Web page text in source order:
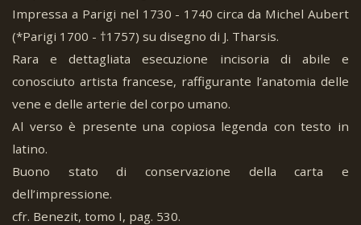
Impressa a Parigi nel 1730 - 1740 circa da Michel Aubert
(*Parigi 1700 - †1757) su disegno di J. Tharsis.
Rara e dettagliata esecuzione incisoria di abile e
conosciuto artista francese, raffigurante l’anatomia delle
vene e delle arterie del corpo umano.
Al verso è presente una copiosa legenda con testo in
latino.
Buono stato di conservazione della carta e
dell’impressione.
cfr. Benezit, tomo I, pag. 530.